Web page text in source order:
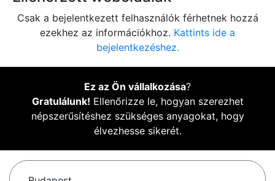
Csak a bejelentkezett felhasználók férhetnek hozzá
ezekhez az információkhoz. Kattints ide a
bejelentkezéshez.
Ez az Ön vállalkozása?
Gratulálunk! Ellenőrizze le, hogyan szerezhet
népszerűsítéshez szükséges anyagokat, hogy
élvezhesse sikerét.